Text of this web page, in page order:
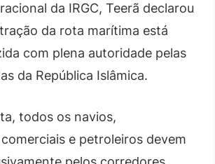
da IRGC, Teerã declarou
da rota marítima está
com plena autoridade pelas
da República Islâmica.
todos os navios,
e petroleiros devem